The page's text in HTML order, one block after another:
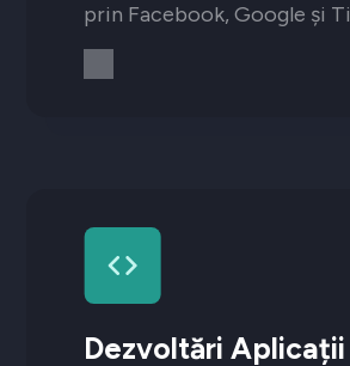
prin Facebook, Google și
Dezvoltări Aplicații